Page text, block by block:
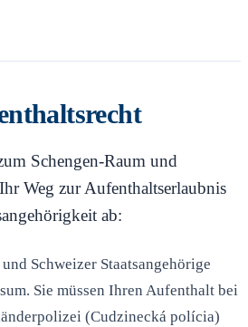
Schengen-Raum und
Weg zur Aufenthaltserlaubnis
ab:
Schweizer Staatsangehörige
Sie müssen Ihren Aufenthalt bei
(Cudzinecká polícia)